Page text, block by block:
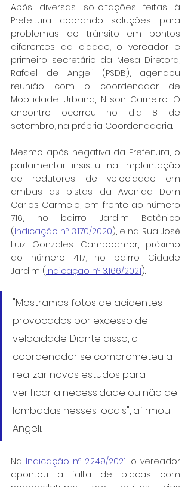
Após diversas solicitações feitas à
Prefeitura cobrando soluções para
problemas do trânsito em pontos
diferentes da cidade, o vereador e
primeiro secretário da Mesa Diretora,
Rafael de Angeli (PSDB), agendou
reunião com o coordenador de
Mobilidade Urbana, Nilson Carneiro. O
encontro ocorreu no dia 8 de
setembro, na própria Coordenadoria.
Mesmo após negativa da Prefeitura, o
parlamentar insistiu na implantação
de redutores de velocidade em
ambas as pistas da Avenida Dom
Carlos Carmelo, em frente ao número
716, no bairro Jardim Botânico
(Indicação nº 3.170/2020), e na Rua José
Luiz Gonzales Campoamor, próximo
ao número 417, no bairro Cidade
Jardim (Indicação nº 3.166/2021).
"Mostramos fotos de acidentes
provocados por excesso de
velocidade. Diante disso, o
coordenador se comprometeu a
realizar novos estudos para
verificar a necessidade ou não de
lombadas nesses locais", afirmou
Angeli.
Na Indicação nº 2.249/2021, o vereador
apontou a falta de placas com